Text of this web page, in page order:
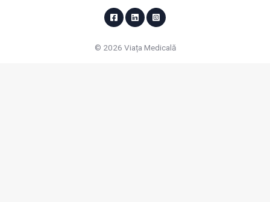
© 2026 Viața Medicală